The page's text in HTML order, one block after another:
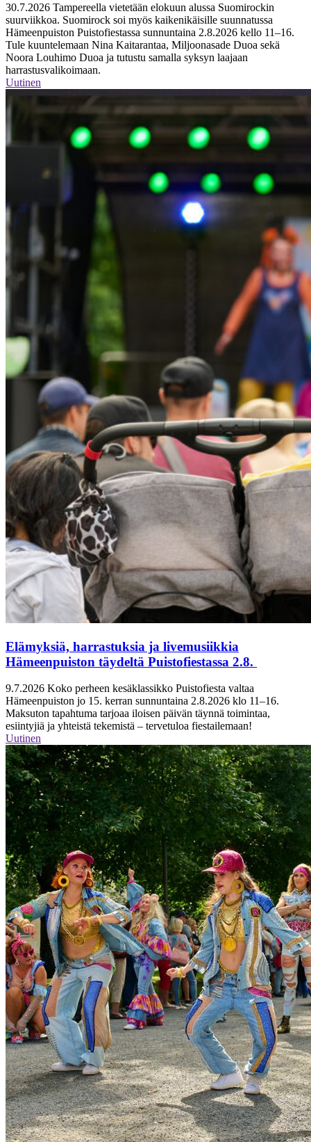
30.7.2026 Tampereella vietetään elokuun alussa Suomirockin
suurviikkoa. Suomirock soi myös kaikenikäisille suunnatussa
Hämeenpuiston Puistofiestassa sunnuntaina 2.8.2026 kello 11–16.
Tule kuuntelemaan Nina Kaitarantaa, Miljoonasade Duoa sekä
Noora Louhimo Duoa ja tutustu samalla syksyn laajaan
harrastusvalikoimaan.
Uutinen
Elämyksiä, harrastuksia ja livemusiikkia
Hämeenpuiston täydeltä Puistofiestassa 2.8.
9.7.2026 Koko perheen kesäklassikko Puistofiesta valtaa
Hämeenpuiston jo 15. kerran sunnuntaina 2.8.2026 klo 11–16.
Maksuton tapahtuma tarjoaa iloisen päivän täynnä toimintaa,
esiintyjiä ja yhteistä tekemistä – tervetuloa fiestailemaan!
Uutinen